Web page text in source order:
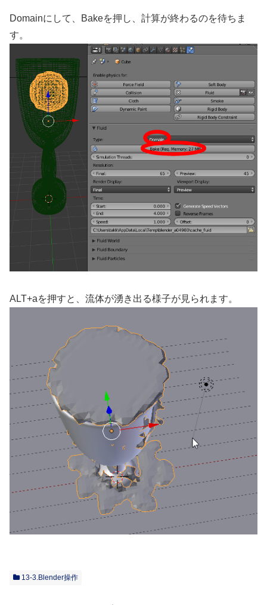
Domainにして、Bakeを押し、計算が終わるのを待ちま
す。
ALT+aを押すと、流体が湧き出る様子が見られます。
13-3.Blender操作